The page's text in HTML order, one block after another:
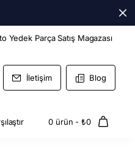
Yedek Parça Satış Magazası
İletişim Blog
0 ürün - ₺0